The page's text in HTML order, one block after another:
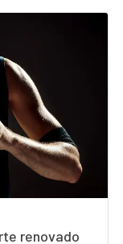
renovado